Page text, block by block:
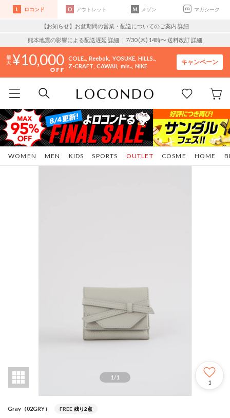
ロコンド アウトレット メゾン マガシーク
【お知らせ】お盆期間の営業・配送についてのご案内 詳細
熊本地震の影響による配送遅延 詳細 ｜7/30 (木) 14時〜 送料改訂詳細
10,000 COLE.. Reebok YOSUKE HILLS..
Z-CRAFT CAWAII mis.. NIKE
キャンペーン
WOMEN MEN KIDS SPORTS COSME HOME
OUTLET
1/1
1
Gray（02GRY） FREE 残り2点